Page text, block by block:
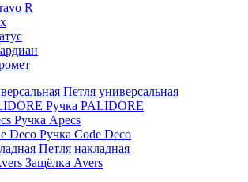
R
Петля универсальная
Ручка PALIDORE
Ручка Apecs
Ручка Code Deco
Петля накладная
Защёлка Avers